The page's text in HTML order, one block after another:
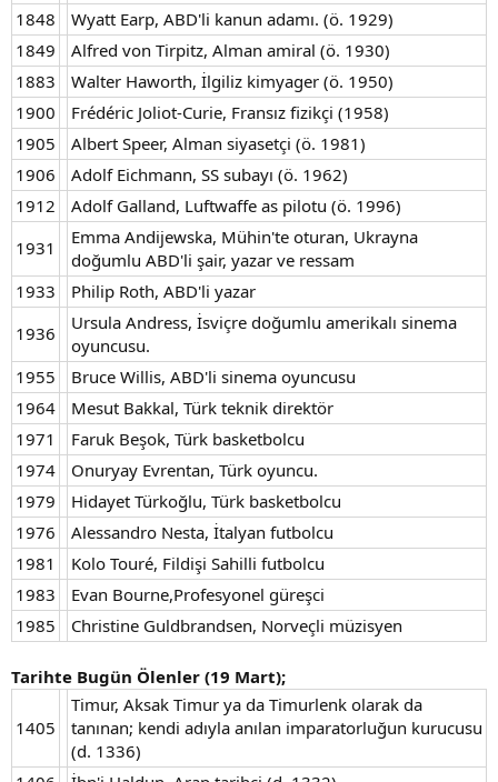
1848
Wyatt Earp, ABD'li kanun adamı. (ö. 1929)
1849
Alfred von Tirpitz, Alman amiral (ö. 1930)
1883
Walter Haworth, İlgiliz kimyager (ö. 1950)
1900
Frédéric Joliot-Curie, Fransız fizikçi (1958)
1905
Albert Speer, Alman siyasetçi (ö. 1981)
1906
Adolf Eichmann, SS subayı (ö. 1962)
1912
Adolf Galland, Luftwaffe as pilotu (ö. 1996)
1931
Emma Andijewska, Mühin'te oturan, Ukrayna
doğumlu ABD'li şair, yazar ve ressam
1933
Philip Roth, ABD'li yazar
1936
Ursula Andress, İsviçre doğumlu amerikalı sinema
oyuncusu.
1955
Bruce Willis, ABD'li sinema oyuncusu
1964
Mesut Bakkal, Türk teknik direktör
1971
Faruk Beşok, Türk basketbolcu
1974
Onuryay Evrentan, Türk oyuncu.
1979
Hidayet Türkoğlu, Türk basketbolcu
1976
Alessandro Nesta, İtalyan futbolcu
1981
Kolo Touré, Fildişi Sahilli futbolcu
1983
Evan Bourne,Profesyonel güreşci
1985
Christine Guldbrandsen, Norveçli müzisyen
Tarihte Bugün Ölenler (19 Mart);
1405
Timur, Aksak Timur ya da Timurlenk olarak da
tanınan; kendi adıyla anılan imparatorluğun kurucusu
(d. 1336)